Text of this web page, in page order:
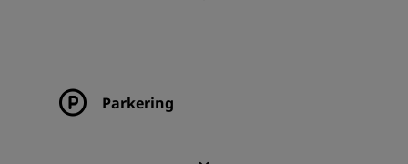
Parkering